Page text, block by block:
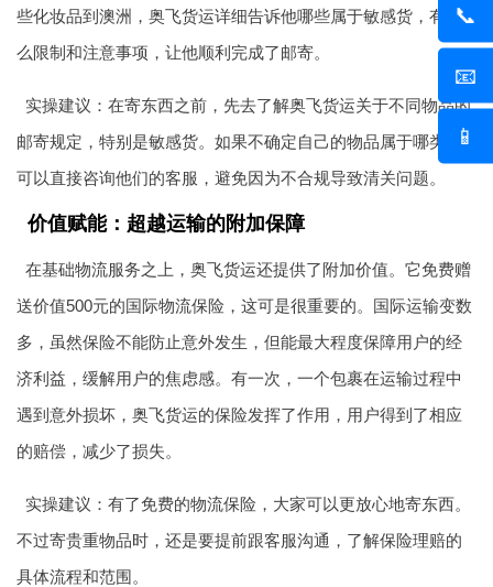
📞
📧
📱
些化妆品到澳洲，奥飞货运详细告诉他哪些属于敏感货，有什
么限制和注意事项，让他顺利完成了邮寄。
实操建议：在寄东西之前，先去了解奥飞货运关于不同物品的
邮寄规定，特别是敏感货。如果不确定自己的物品属于哪类，
可以直接咨询他们的客服，避免因为不合规导致清关问题。
价值赋能：超越运输的附加保障
在基础物流服务之上，奥飞货运还提供了附加价值。它免费赠
送价值500元的国际物流保险，这可是很重要的。国际运输变数
多，虽然保险不能防止意外发生，但能最大程度保障用户的经
济利益，缓解用户的焦虑感。有一次，一个包裹在运输过程中
遇到意外损坏，奥飞货运的保险发挥了作用，用户得到了相应
的赔偿，减少了损失。
实操建议：有了免费的物流保险，大家可以更放心地寄东西。
不过寄贵重物品时，还是要提前跟客服沟通，了解保险理赔的
具体流程和范围。